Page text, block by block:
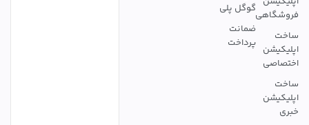
فروشگاهی
ساخت
اپلیکیشن
اختصاصی
ساخت
اپلیکیشن
خبری
گوگل پلی
ضمانت
پرداخت